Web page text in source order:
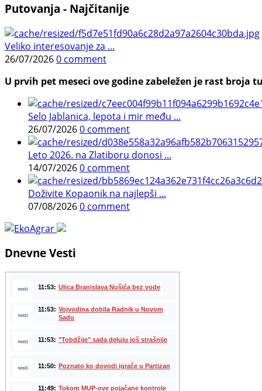
Putovanja - Najčitanije
Veliko interesovanje za ...
26/07/20260 comment
U prvih pet meseci ove godine zabeležen je rast
Selo Jablanica, lepota i mir među ...
26/07/20260 comment
Leto 2026. na Zlatiboru donosi ...
14/07/20260 comment
Doživite Kopaonik na najlepši ...
07/08/20260 comment
Dnevne Vesti